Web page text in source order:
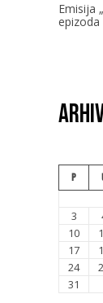
Emisija
epizoda
P
3
10
17
24
31